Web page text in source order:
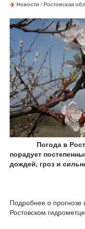
Новости / Ростовская
Погода в
порадует
дождей, гроз и
Подробнее о прогнозе
Ростовском